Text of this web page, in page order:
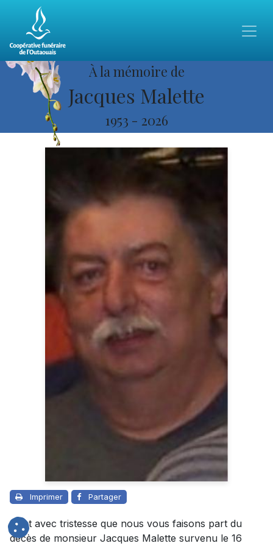
À la mémoire de
Jacques Malette
1953 - 2026
Imprimer Partager
C’est avec tristesse que nous vous faisons part du
décès de monsieur Jacques Malette survenu le 16